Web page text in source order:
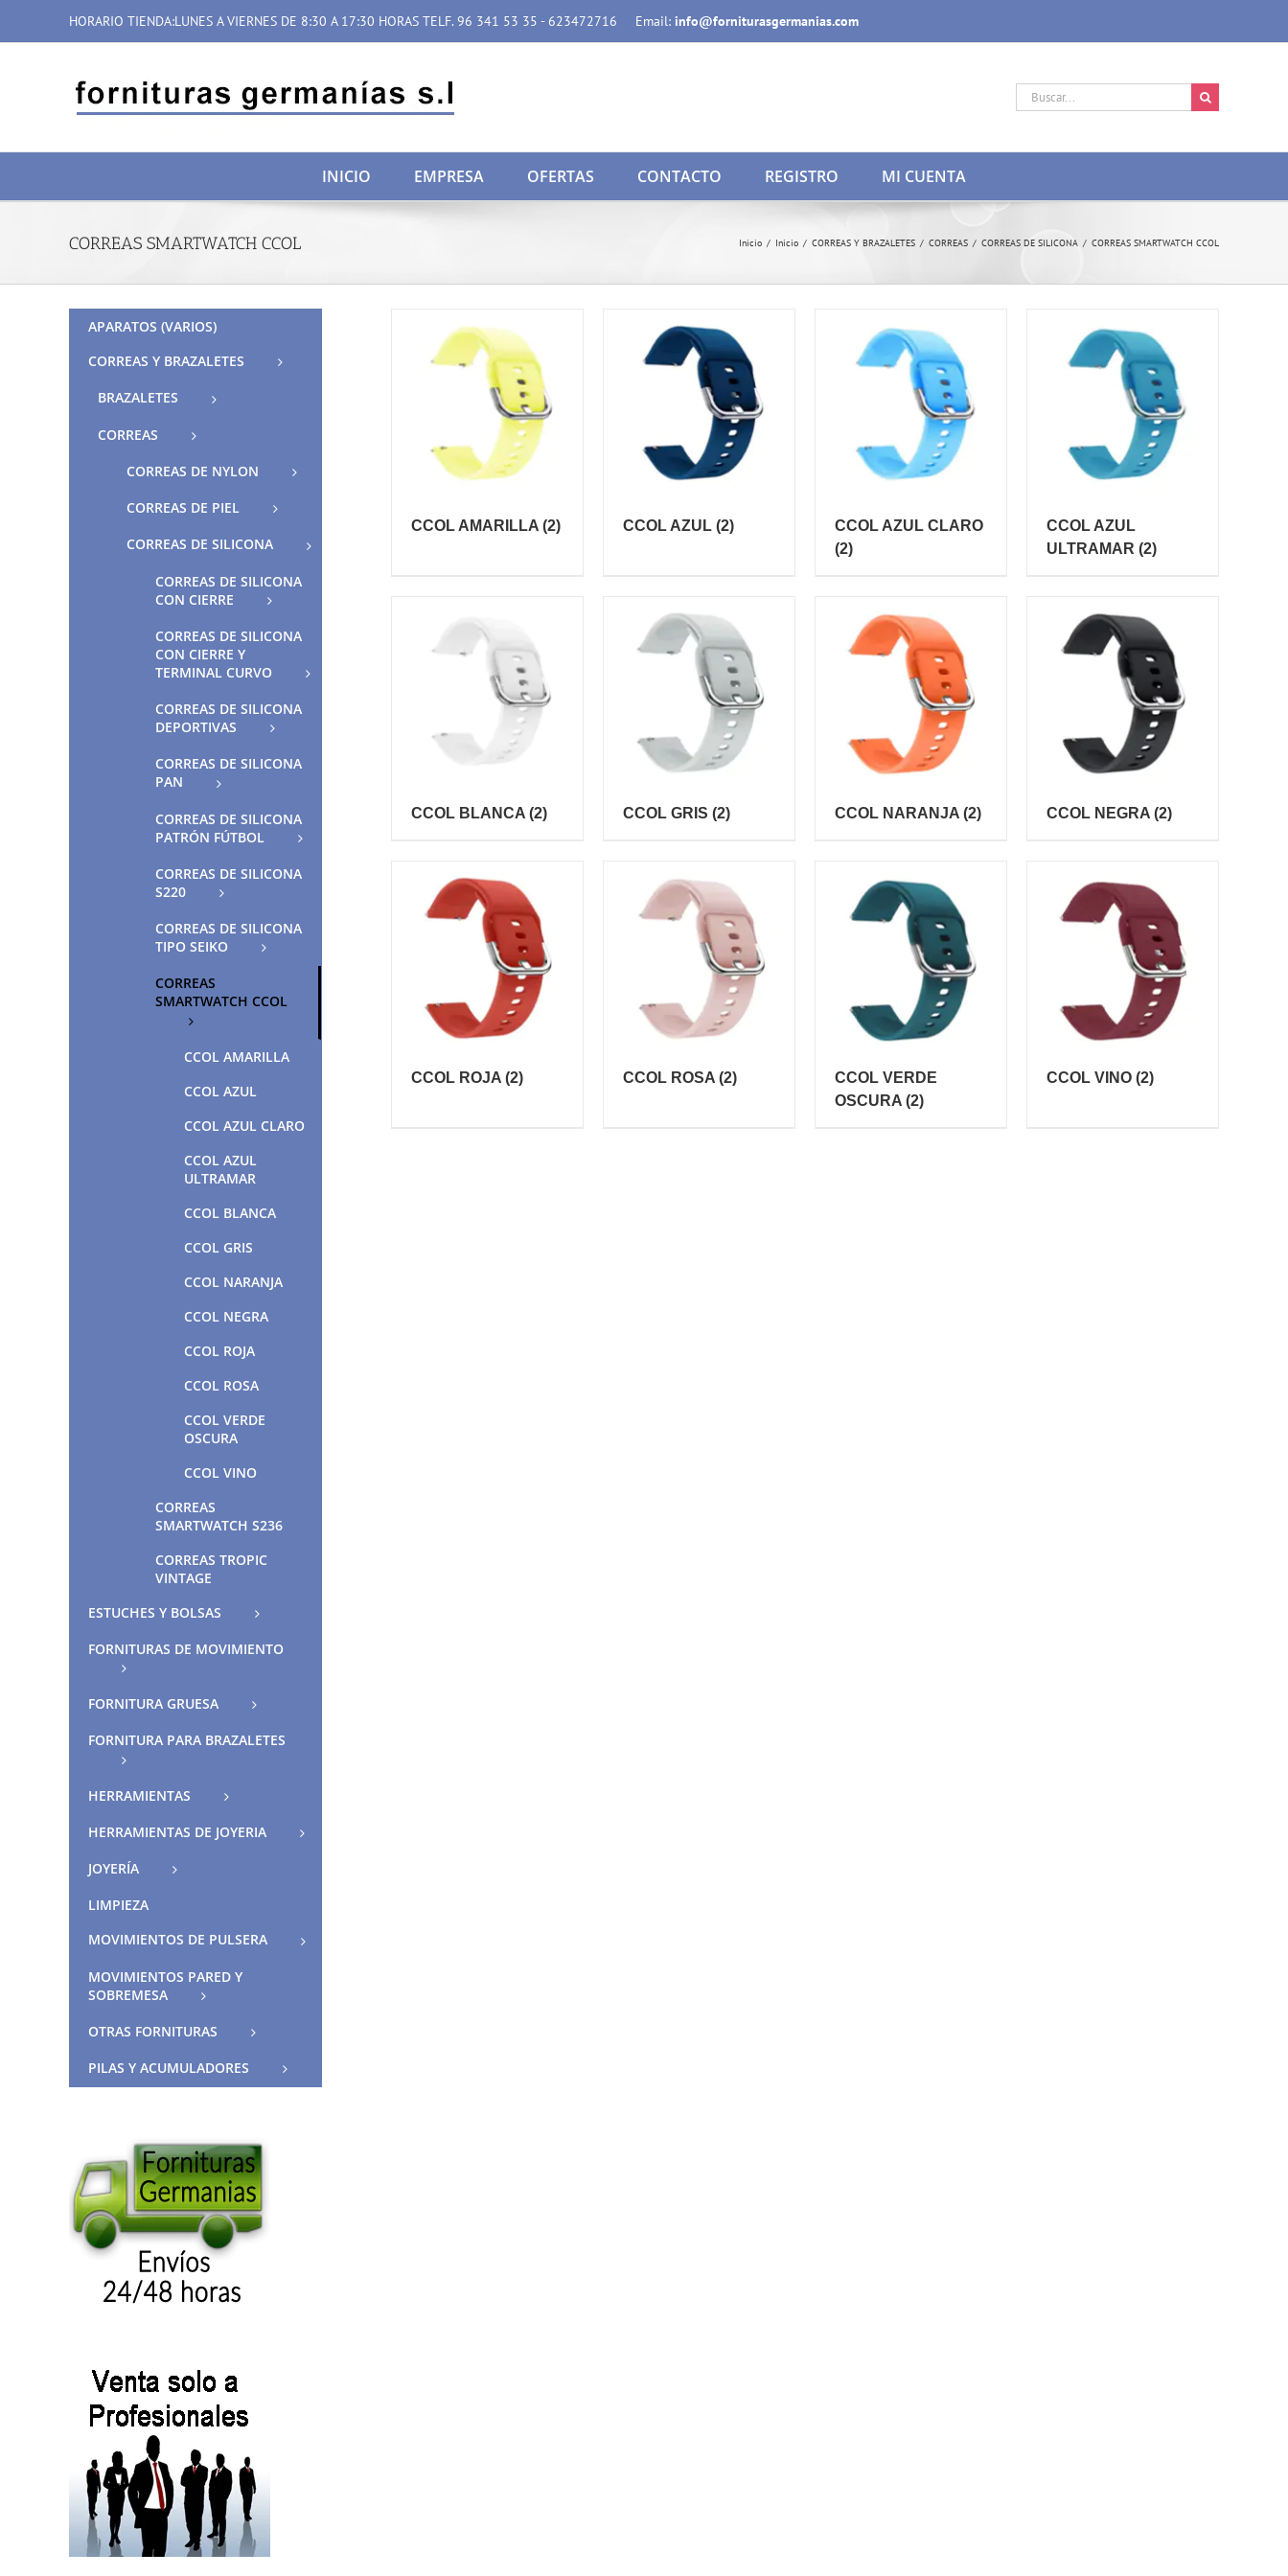
contenido
HORARIO TIENDA:LUNES A VIERNES DE 8:30 A 17:30 HORAS TELF. 96 341 53 35 - 623472716 Email: info@forniturasgermanias.com
Buscar:
INICIO EMPRESA OFERTAS CONTACTO REGISTRO MI CUENTA
CORREAS SMARTWATCH CCOL Inicio / Inicio / CORREAS Y BRAZALETES / CORREAS / CORREAS DE SILICONA / CORREAS SMARTWATCH CCOL
CCOL AMARILLA (2) CCOL AZUL (2)
CCOL AZUL CLARO
(2)
CCOL AZUL
ULTRAMAR (2)
CCOL BLANCA (2) CCOL GRIS (2) CCOL NARANJA (2) CCOL NEGRA (2)
CCOL ROJA (2) CCOL ROSA (2)
CCOL VERDE
OSCURA (2)
CCOL VINO (2)
APARATOS (VARIOS)
CORREAS Y BRAZALETES
BRAZALETES
CORREAS
CORREAS DE NYLON
CORREAS DE PIEL
CORREAS DE SILICONA
CORREAS DE SILICONA
CON CIERRE
CORREAS DE SILICONA
CON CIERRE Y
TERMINAL CURVO
CORREAS DE SILICONA
DEPORTIVAS
CORREAS DE SILICONA
PAN
CORREAS DE SILICONA
PATRÓN FÚTBOL
CORREAS DE SILICONA
S220
CORREAS DE SILICONA
TIPO SEIKO
CORREAS
SMARTWATCH CCOL
CCOL AMARILLA
CCOL AZUL
CCOL AZUL CLARO
CCOL AZUL
ULTRAMAR
CCOL BLANCA
CCOL GRIS
CCOL NARANJA
CCOL NEGRA
CCOL ROJA
CCOL ROSA
CCOL VERDE
OSCURA
CCOL VINO
CORREAS
SMARTWATCH S236
CORREAS TROPIC
VINTAGE
ESTUCHES Y BOLSAS
FORNITURAS DE MOVIMIENTO
FORNITURA GRUESA
FORNITURA PARA BRAZALETES
HERRAMIENTAS
HERRAMIENTAS DE JOYERIA
JOYERÍA
LIMPIEZA
MOVIMIENTOS DE PULSERA
MOVIMIENTOS PARED Y
SOBREMESA
OTRAS FORNITURAS
PILAS Y ACUMULADORES